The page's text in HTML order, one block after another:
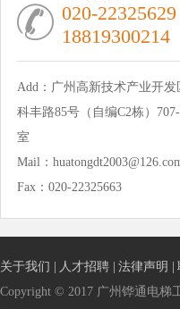
020-22325629
18819300214
Add：广州高新技术产业开发
科丰路85号（自编C2栋）
室
Mail：
Fax：020-22325663
关于我们 | 人才招聘 | 法律声明 |
Copyright © 2017 广州铧通电梯